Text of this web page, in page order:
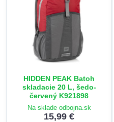
HIDDEN PEAK Batoh
skladacie 20 L, šedo-
červený K921898
Na sklade odbojna.sk
15,99 €